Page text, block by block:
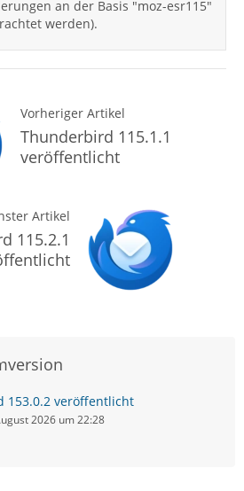
an der Basis "moz-esr115"
werden).
Vorheriger Artikel
Thunderbird 115.1.1
veröffentlicht
Artikel
115.2.1
153.0.2 veröffentlicht
2026 um 22:28